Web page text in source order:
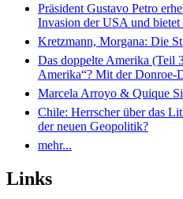
Präsident Gustavo Petro
Invasion der USA und
Kretzmann, Morgana: Die
Das doppelte Amerika (Teil
Amerika“? Mit der Donroe-
Marcela Arroyo & Quique
Chile: Herrscher über das
der neuen Geopolitik?
mehr...
Links